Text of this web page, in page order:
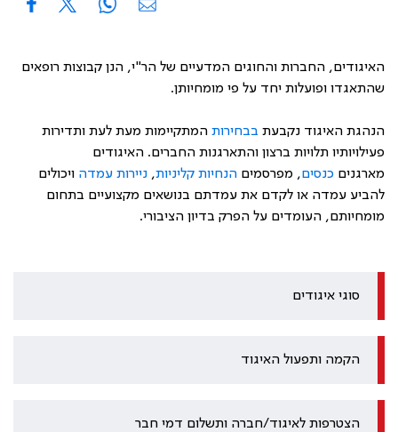
האיגודים, החברות והחוגים המדעיים של הר"י, הנן קבוצות רופאים
שהתאגדו ופועלות יחד על פי מומחיותן.
הנהגת האיגוד נקבעת בבחירות המתקיימות מעת לעת ותדירות
פעילויותיו תלויות ברצון והתארגנות החברים. האיגודים
מארגנים כנסים, מפרסמים הנחיות קליניות, ניירות עמדה ויכולים
להביע עמדה או לקדם את עמדתם בנושאים מקצועיים בתחום
מומחיותם, העומדים על הפרק בדיון הציבורי.
סוגי איגודים
הקמה ותפעול האיגוד
הצטרפות לאיגוד/חברה ותשלום דמי חבר